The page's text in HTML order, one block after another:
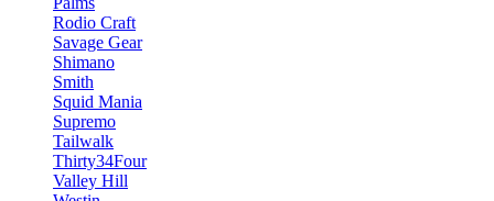
Rodio Craft
Savage Gear
Shimano
Smith
Squid Mania
Supremo
Tailwalk
Thirty34Four
Valley Hill